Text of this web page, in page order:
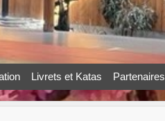
Livrets et Katas Partenaires